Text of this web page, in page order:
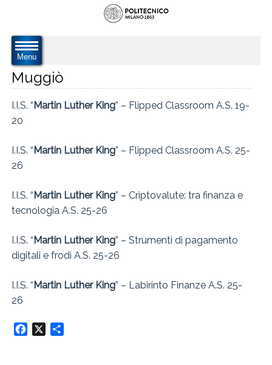
Menu
Muggiò
I.I.S. “Martin Luther King” – Flipped Classroom A.S. 19-
20
I.I.S. “Martin Luther King” – Flipped Classroom A.S. 25-
26
I.I.S. “Martin Luther King” – Criptovalute: tra finanza e
tecnologia A.S. 25-26
I.I.S. “Martin Luther King” – Strumenti di pagamento
digitali e frodi A.S. 25-26
I.I.S. “Martin Luther King” – Labirinto Finanze A.S. 25-
26
Facebook